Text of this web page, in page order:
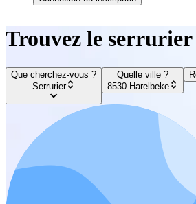
Trouvez le
Que cherchez-vous ?
Serrurier
Quelle ville ?
8530 Harelbeke